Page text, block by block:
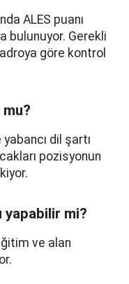
ALES puanı
bulunuyor. Gerekli
göre kontrol
mu?
dil şartı
pozisyonun
yapabilir mi?
ve alan